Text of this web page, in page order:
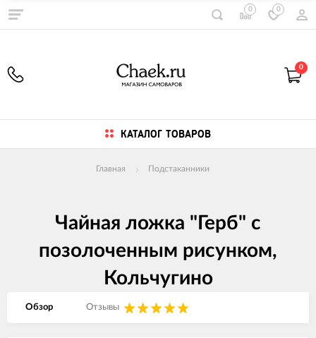
0 0
0
КАТАЛОГ ТОВАРОВ
Главная Подстаканники
Чайная ложка "Герб" с
позолоченным рисунком,
Кольчугино
Обзор Отзывы